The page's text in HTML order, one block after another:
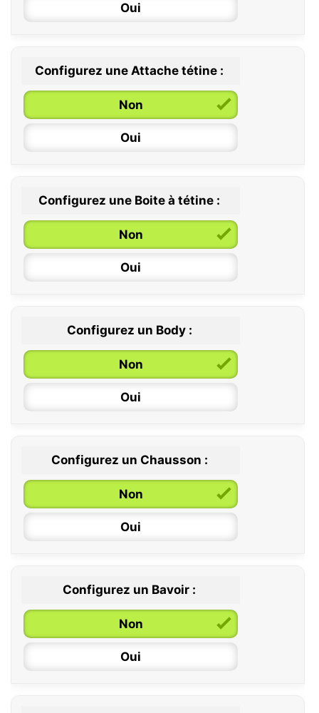
Oui
0 / 6 mois
6 / 36 mois
Configurez une Attache tétine :
Non
Oui
Configurez une Boite à tétine :
Non
Oui
Configurez un Body :
Non
Oui
0 / 6 mois
6 / 12 mois
12 / 18 mois
Configurez un Chausson :
Non
Oui
Configurez un Bavoir :
Non
Oui